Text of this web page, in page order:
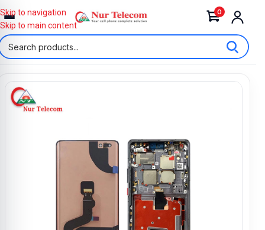
0
Skip to navigation
Skip to main content